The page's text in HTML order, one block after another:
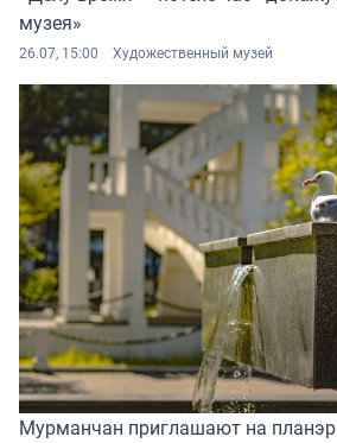
музея»
26.07, 15:00 Художественный музей
Мурманчан приглашают на планэр